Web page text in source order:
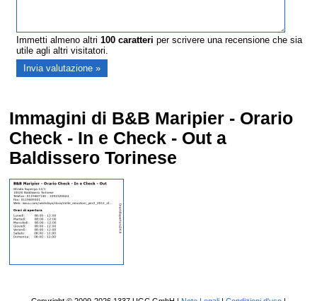
Immetti almeno altri100 caratteri per scrivere una recensione che sia
utile agli altri visitatori.
Immagini di B&B Maripier - Orario
Check - In e Check - Out a
Baldissero Torinese